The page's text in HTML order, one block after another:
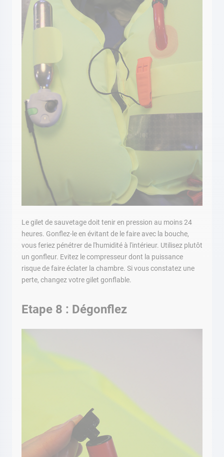
Le gilet de sauvetage doit tenir en pression au moins 24
heures. Gonflez-le en évitant de le faire avec la bouche,
vous feriez pénétrer de l'humidité à l'intérieur. Utilisez plutôt
un gonfleur. Evitez le compresseur dont la puissance
risque de faire éclater la chambre. Si vous constatez une
perte, changez votre gilet gonflable.
Etape 8 : Dégonflez